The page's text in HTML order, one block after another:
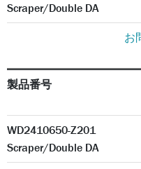
Scraper/Double DA
お
製品番号
WD2410650-Z201
Scraper/Double DA